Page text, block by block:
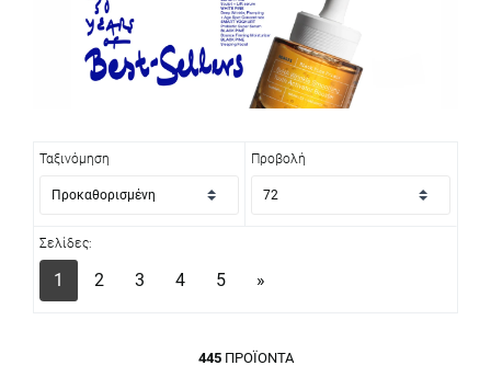
Ταξινόμηση Προβολή
Σελίδες:
1 2 3 4 5 »
445ΠΡΟΪΌΝΤΑ